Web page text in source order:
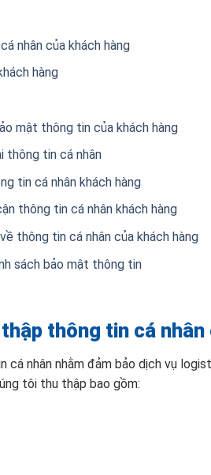
nhân của khách hàng
hàng
mật thông tin của khách hàng
thông tin cá nhân
tin cá nhân khách hàng
thông tin cá nhân khách hàng
thông tin cá nhân của khách hàng
sách bảo mật thông tin
thông tin cá nhân
nhân nhằm đảm bảo dịch vụ
tôi thu thập bao gồm: